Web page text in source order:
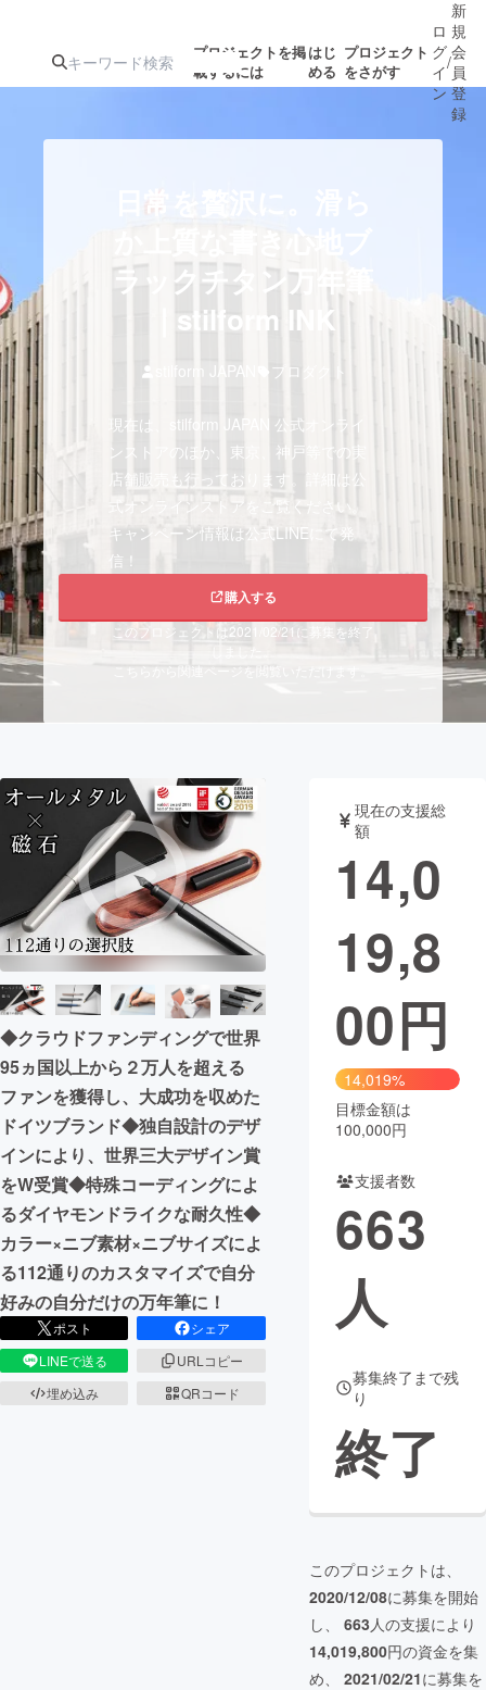
プロジェクトを掲
載するには
はじ
める
プロジェクト
をさがす
ジェクト
アート・写真
ゲーム・
書籍・雑誌
ビジネス・起業 チャレンジ
まちづくり・地域活性化
CAMPFIRE for Social GoodCAMPFIRE Creation
CAMPFIREふるさと納税machi-yaコミュニティ
ロ
グ
イ
ン
/
新
規
会
員
登
録
日常を贅沢に。滑ら
ラックチタン万年筆
｜stilform INK
stilform JAPAN プロダクト
現在は、stilform JAPAN 公式オンライ
ンストアのほか、東京、神戸等での実
店舗販売も行っております。詳細は公
式オンラインストアをご覧ください。
キャンペーン情報は公式LINEにて発
信！
購入する
このプロジェクトは2021/02/21に募集を終了
しました。
こちらから関連ページを閲覧いただけます。
◆クラウドファンディングで世界
95ヵ国以上から２万人を超える
ファンを獲得し、大成功を収めた
ドイツブランド◆独自設計のデザ
インにより、世界三大デザイン賞
をW受賞◆特殊コーディングによ
るダイヤモンドライクな耐久性◆
カラー×ニブ素材×ニブサイズによ
る112通りのカスタマイズで自分
好みの自分だけの万年筆に！
ポスト
シェア
LINEで送る
URLコピー
埋め込み
QRコード
現在の支援総
額
14,0
19,8
00円
14,019%
目標金額は
100,000円
支援者数
663
人
募集終了まで残
り
終了
このプロジェクトは、
2020/12/08に募集を開始
し、 663人の支援により
14,019,800円の資金を集
め、 2021/02/21に募集を